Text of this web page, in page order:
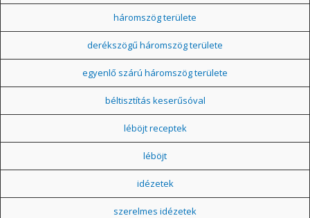
háromszög területe
derékszögű háromszög területe
egyenlő szárú háromszög területe
béltisztítás keserűsóval
léböjt receptek
léböjt
idézetek
szerelmes idézetek